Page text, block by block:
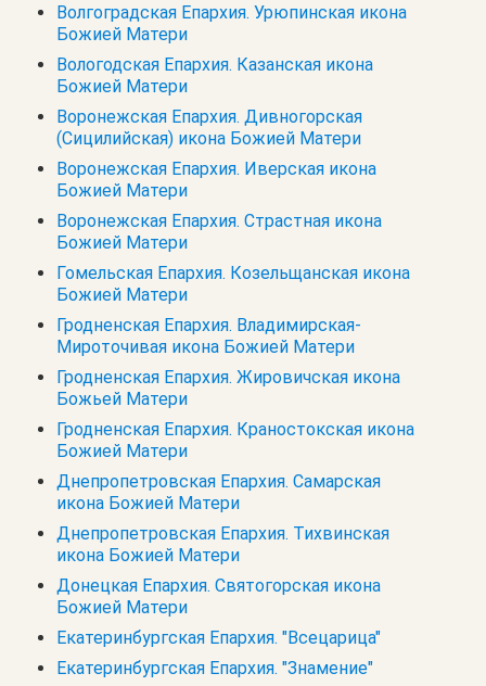
Волгоградская Епархия. Урюпинская икона
Божией Матери
Вологодская Епархия. Казанская икона
Божией Матери
Воронежская Епархия. Дивногорская
(Сицилийская) икона Божией Матери
Воронежская Епархия. Иверская икона
Божией Матери
Воронежская Епархия. Страстная икона
Божией Матери
Гомельская Епархия. Козельщанская икона
Божией Матери
Гродненская Епархия. Владимирская-
Мироточивая икона Божией Матери
Гродненская Епархия. Жировичская икона
Божьей Матери
Гродненская Епархия. Краностокская икона
Божией Матери
Днепропетровская Епархия. Самарская
икона Божией Матери
Днепропетровская Епархия. Тихвинская
икона Божией Матери
Донецкая Епархия. Святогорская икона
Божией Матери
Екатеринбургская Епархия. "Всецарица"
Екатеринбургская Епархия. "Знамение"